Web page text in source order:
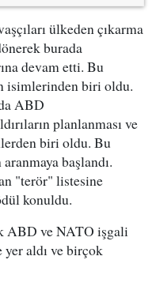
ülkeden çıkarma
burada
devam etti. Bu
isimlerinden biri oldu.
ABD
planlanması ve
biri oldu. Bu
başlandı.
"terör" listesine
konuldu.
ABD ve NATO işgali
yer aldı ve birçok